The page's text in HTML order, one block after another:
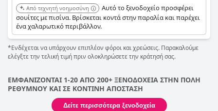
Από τεχνητή νοημοσύνη
Αυτό το ξενοδοχείο προσφέρει
σουίτες με πισίνα. Βρίσκεται κοντά στην παραλία και παρέχει
ένα χαλαρωτικό περιβάλλον.
*Ενδέχεται να υπάρχουν επιπλέον φόροι και χρεώσεις. Παρακαλούμε
ελέγξτε την τελική τιμή πριν ολοκληρώσετε την κράτησή σας.
ΕΜΦΑΝΙΖΟΝΤΑΙ 1-20 ΑΠΟ 200+ ΞΕΝΟΔΟΧΕΙΑ ΣΤΗΝ ΠΟΛΗ
ΡΕΘΥΜΝΟΥ ΚΑΙ ΣΕ ΚΟΝΤΙΝΗ ΑΠΟΣΤΑΣΗ
Δείτε περισσότερα ξενοδοχεία